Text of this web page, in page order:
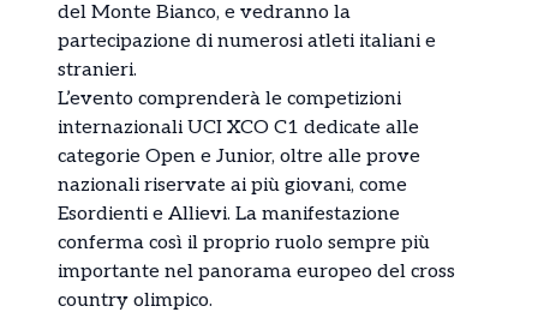
del Monte Bianco, e vedranno la
partecipazione di numerosi atleti italiani e
stranieri.
L’evento comprenderà le competizioni
internazionali UCI XCO C1 dedicate alle
categorie Open e Junior, oltre alle prove
nazionali riservate ai più giovani, come
Esordienti e Allievi. La manifestazione
conferma così il proprio ruolo sempre più
importante nel panorama europeo del cross
country olimpico.